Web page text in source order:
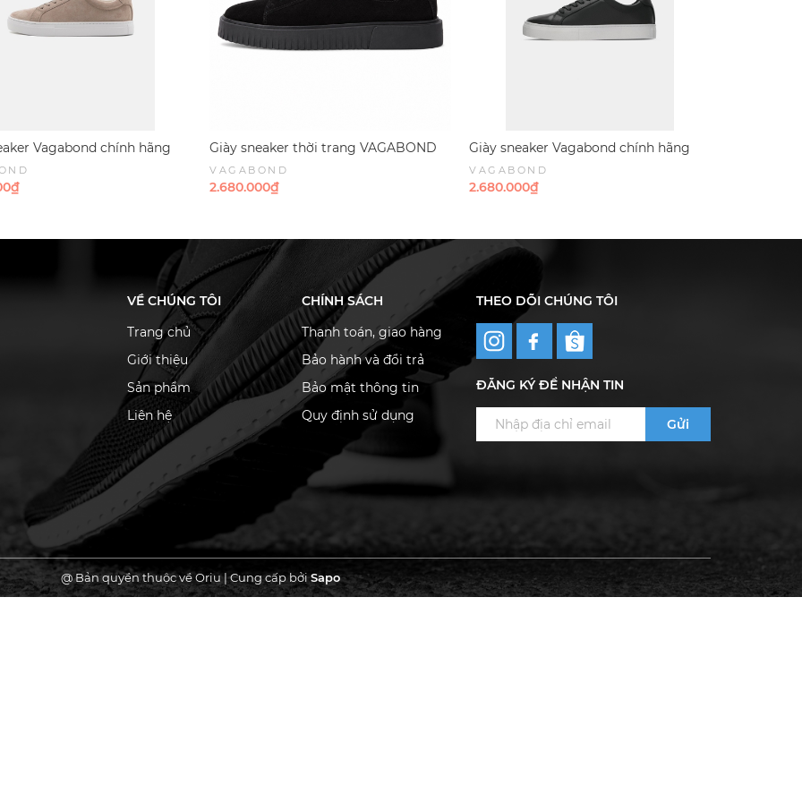
Vagabond chính hãng
Taupe - Nâu nhạt Da
Giày sneaker thời trang VAGABOND
Derek low-top sneakers All black
Suede - Đen da lộn
VAGABOND
2.680.000₫
Giày sneaker Vagabond chính hãng
Paul 2.0 Black White Leather - Da Đen
trắng
VAGABOND
2.680.000₫
VỀ CHÚNG TÔI
Trang chủ
Giới thiệu
Sản phẩm
Liên hệ
CHÍNH SÁCH
Thanh toán, giao hàng
Bảo hành và đổi trả
Bảo mật thông tin
Quy định sử dụng
THEO DÕI CHÚNG TÔI
ĐĂNG KÝ ĐỂ NHẬN TIN
Gửi
@ Bản quyền thuộc về Oriu| Cung cấp bởiSapo